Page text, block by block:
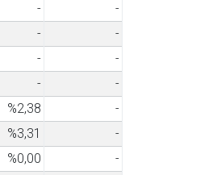
-
-
-
-
-
-
-
-
%2,38
-
%3,31
-
%0,00
-